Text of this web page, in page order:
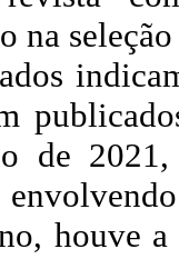
na
de
houve